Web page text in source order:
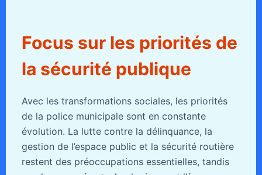
Focus sur les priorités de
la sécurité publique
Avec les transformations sociales, les priorités
de la police municipale sont en constante
évolution. La lutte contre la délinquance, la
gestion de l’espace public et la sécurité routière
restent des préoccupations essentielles, tandis